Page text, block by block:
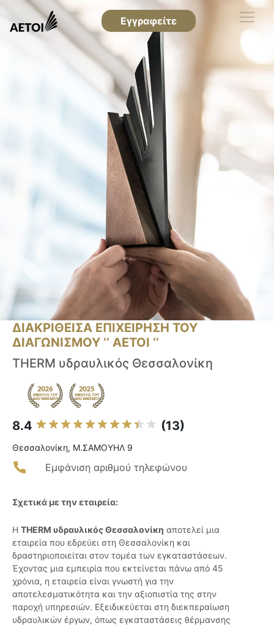
Εγγραφείτε
ΔΙΑΚΡΙΘΕΙΣΑ ΕΠΙΧΕΙΡΗΣΗ ΤΟΥ
ΔΙΑΓΩΝΙΣΜΟΥ ‘’ ΑΕΤΟΙ ‘’
THERM υδραυλικός Θεσσαλονίκη
8.4 (13)
Θεσσαλονίκη, Μ.ΣΑΜΟΥΗΛ 9
Εμφάνιση αριθμού τηλεφώνου
Σχετικά με την εταιρεία:
Η THERM υδραυλικός Θεσσαλονίκη αποτελεί μια
εταιρεία που εδρεύει στη Θεσσαλονίκη και
δραστηριοποιείται στον τομέα των εγκαταστάσεων.
Έχοντας μια εμπειρία που εκτείνεται πάνω από 45
χρόνια, η εταιρεία είναι γνωστή για την
αποτελεσματικότητα και την αξιοπιστία της στην
παροχή υπηρεσιών. Εξειδικεύεται στη διεκπεραίωση
υδραυλικών έργων, όπως εγκαταστάσεις θέρμανσης